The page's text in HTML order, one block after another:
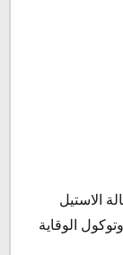
الاستيل
الوقاية